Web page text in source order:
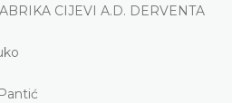
CIJEVI A.D. DERVENTA